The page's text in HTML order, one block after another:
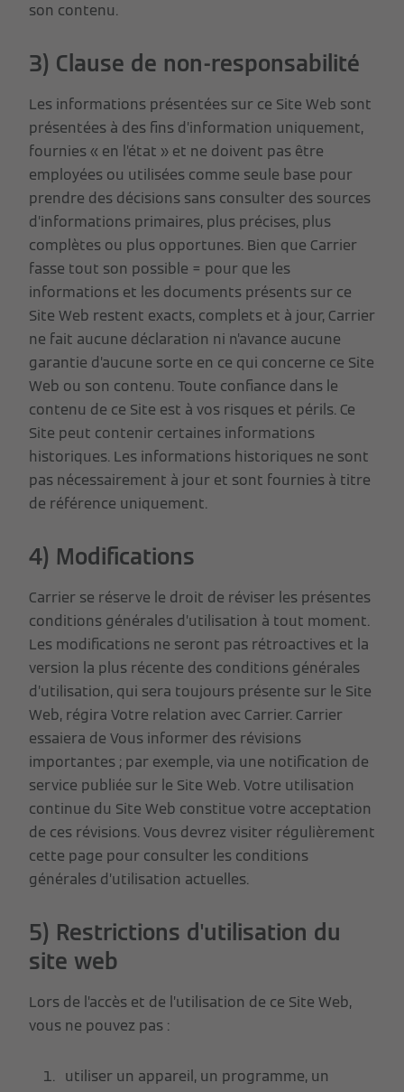
son contenu.
3) Clause de non-responsabilité
Les informations présentées sur ce Site Web sont
présentées à des fins d’information uniquement,
fournies « en l’état » et ne doivent pas être
employées ou utilisées comme seule base pour
prendre des décisions sans consulter des sources
d’informations primaires, plus précises, plus
complètes ou plus opportunes. Bien que Carrier
fasse tout son possible = pour que les
informations et les documents présents sur ce
Site Web restent exacts, complets et à jour, Carrier
ne fait aucune déclaration ni n’avance aucune
garantie d’aucune sorte en ce qui concerne ce Site
Web ou son contenu. Toute confiance dans le
contenu de ce Site est à vos risques et périls. Ce
Site peut contenir certaines informations
historiques. Les informations historiques ne sont
pas nécessairement à jour et sont fournies à titre
de référence uniquement.
4) Modifications
Carrier se réserve le droit de réviser les présentes
conditions générales d’utilisation à tout moment.
Les modifications ne seront pas rétroactives et la
version la plus récente des conditions générales
d’utilisation, qui sera toujours présente sur le Site
Web, régira Votre relation avec Carrier. Carrier
essaiera de Vous informer des révisions
importantes ; par exemple, via une notification de
service publiée sur le Site Web. Votre utilisation
continue du Site Web constitue votre acceptation
de ces révisions. Vous devrez visiter régulièrement
cette page pour consulter les conditions
générales d’utilisation actuelles.
5) Restrictions d'utilisation du
site web
Lors de l’accès et de l’utilisation de ce Site Web,
vous ne pouvez pas :
utiliser un appareil, un programme, un